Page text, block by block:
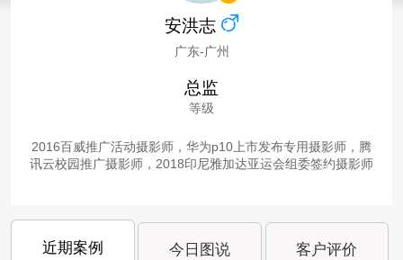
安洪志
广东-广州
总监
等级
2016百威推广活动摄影师，华为p10上市发布专用摄影师，腾
讯云校园推广摄影师，2018印尼雅加达亚运会组委签约摄影师
近期案例 今日图说 客户评价